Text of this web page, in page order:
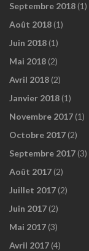
Septembre 2018 (1)
Août 2018 (1)
Juin 2018 (1)
Mai 2018 (2)
Avril 2018 (2)
Janvier 2018 (1)
Novembre 2017 (1)
Octobre 2017 (2)
Septembre 2017 (3)
Août 2017 (2)
Juillet 2017 (2)
Juin 2017 (2)
Mai 2017 (3)
Avril 2017 (4)